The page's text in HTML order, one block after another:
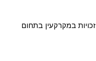
במקרקעין בתחום